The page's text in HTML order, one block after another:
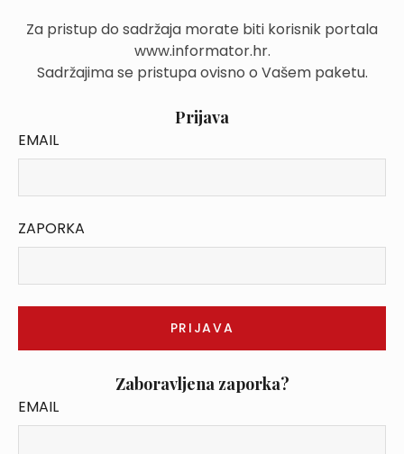
Za pristup do sadržaja morate biti korisnik portala
www.informator.hr.
Sadržajima se pristupa ovisno o Vašem paketu.
Prijava
EMAIL
ZAPORKA
Zaboravljena zaporka?
EMAIL